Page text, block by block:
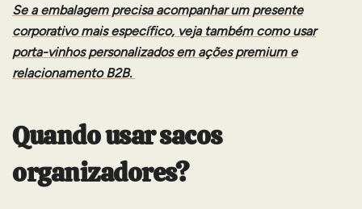
Se a embalagem precisa acompanhar um presente
corporativo mais específico, veja também como usar
porta-vinhos personalizados em ações premium e
relacionamento B2B.
Quando usar sacos
organizadores?